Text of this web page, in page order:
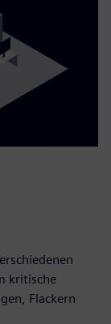
kritische
Flackern